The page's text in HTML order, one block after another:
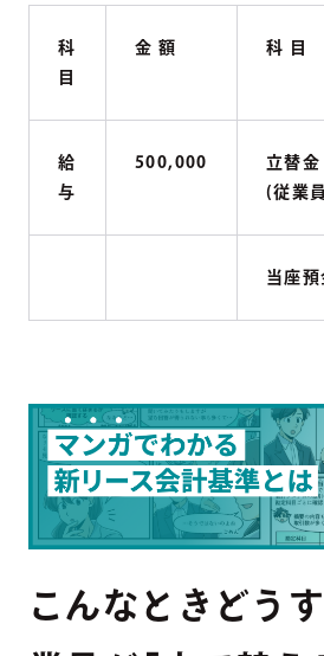
科
目
金 額 科 目
給
与
500,000
立替金
(従業
当座預
こんなときどう